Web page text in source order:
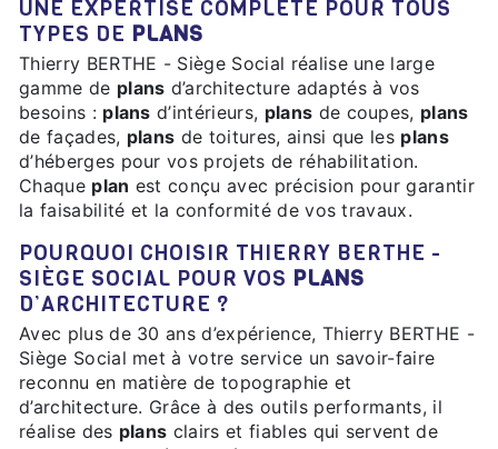
UNE EXPERTISE COMPLÈTE POUR TOUS
TYPES DE PLANS
Thierry BERTHE - Siège Social réalise une large
gamme de plans d’architecture adaptés à vos
besoins : plans d’intérieurs, plans de coupes, plans
de façades, plans de toitures, ainsi que les plans
d’héberges pour vos projets de réhabilitation.
Chaque plan est conçu avec précision pour garantir
la faisabilité et la conformité de vos travaux.
POURQUOI CHOISIR THIERRY BERTHE -
SIÈGE SOCIAL POUR VOS PLANS
D’ARCHITECTURE ?
Avec plus de 30 ans d’expérience, Thierry BERTHE -
Siège Social met à votre service un savoir-faire
reconnu en matière de topographie et
d’architecture. Grâce à des outils performants, il
réalise des plans clairs et fiables qui servent de